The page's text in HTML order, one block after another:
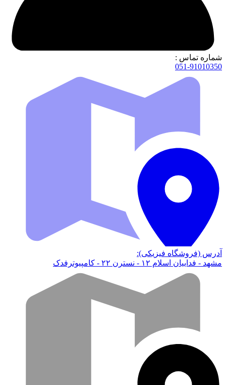
شماره تماس :
051-91010350
آدرس (فروشگاه فیزیکی):
مشهد - فداییان اسلام ۱۲ - نسترن ۲۲ - کامپیوترفدک